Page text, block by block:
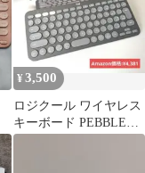
¥3,500
ロジクール ワイヤレス
キーボード PEBBLE
KEYS 2 K380s